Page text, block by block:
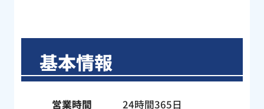
基本情報
営業時間
24時間365日